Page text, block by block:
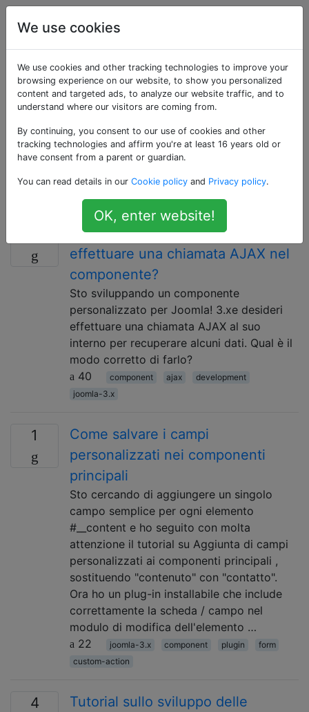
Joomla
Domande taggate
«component»
I componenti sono le principali unità funzionali di
Joomla !; possono essere visti come mini-applicazioni.
sistema operativo ei componenti sono applicazioni
Qual è il modo corretto di
effettuare una chiamata AJAX nel
componente?
Sto sviluppando un componente
personalizzato per Joomla! 3.xe desideri
effettuare una chiamata AJAX al suo
interno per recuperare alcuni dati. Qual è il
modo corretto di farlo?
40
component ajax
development
joomla-3.x
1
Come salvare i campi
personalizzati nei componenti
principali
Sto cercando di aggiungere un singolo
campo semplice per ogni elemento
#__content e ho seguito con molta
attenzione il tutorial su Aggiunta di campi
personalizzati ai componenti principali ,
sostituendo "contenuto" con "contatto".
Ora ho un plug-in installabile che include
correttamente la scheda / campo nel
modulo di modifica dell'elemento …
22
joomla-3.x component plugin
form
custom-action
4
Tutorial sullo sviluppo delle
We use cookies
We use cookies and other tracking technologies to improve your
browsing experience on our website, to show you personalized
content and targeted ads, to analyze our website traffic, and to
understand where our visitors are coming from.
By continuing, you consent to our use of cookies and other
tracking technologies and affirm you're at least 16 years old or
have consent from a parent or guardian.
You can read details in our Cookie policy and Privacy policy.
OK, enter website!